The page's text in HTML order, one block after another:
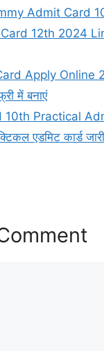
Admit Card
12th 2024
Apply Online
में बनाएं
10th Practical
एडमिट कार्ड